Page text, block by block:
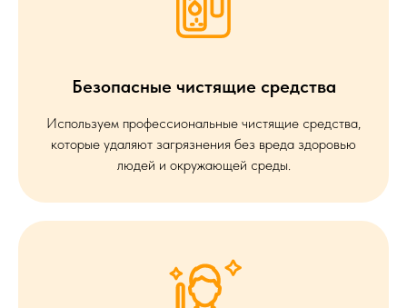
Безопасные чистящие средства
Используем профессиональные чистящие средства,
которые удаляют загрязнения без вреда здоровью
людей и окружающей среды.